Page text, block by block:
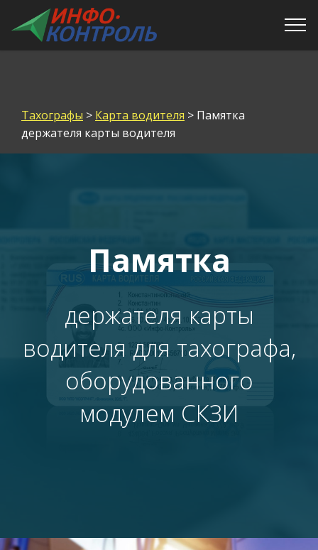
Тахографы > Карта водителя > Памятка
держателя карты водителя
Памятка
держателя карты
водителя для тахографа,
оборудованного
модулем СКЗИ